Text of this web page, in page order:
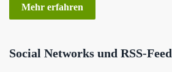
Mehr erfahren
Social Networks und RSS-Feed